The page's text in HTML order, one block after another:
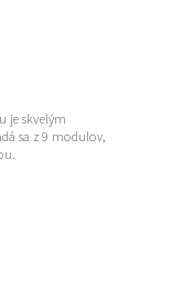
je skvelým
sa z 9 modulov,